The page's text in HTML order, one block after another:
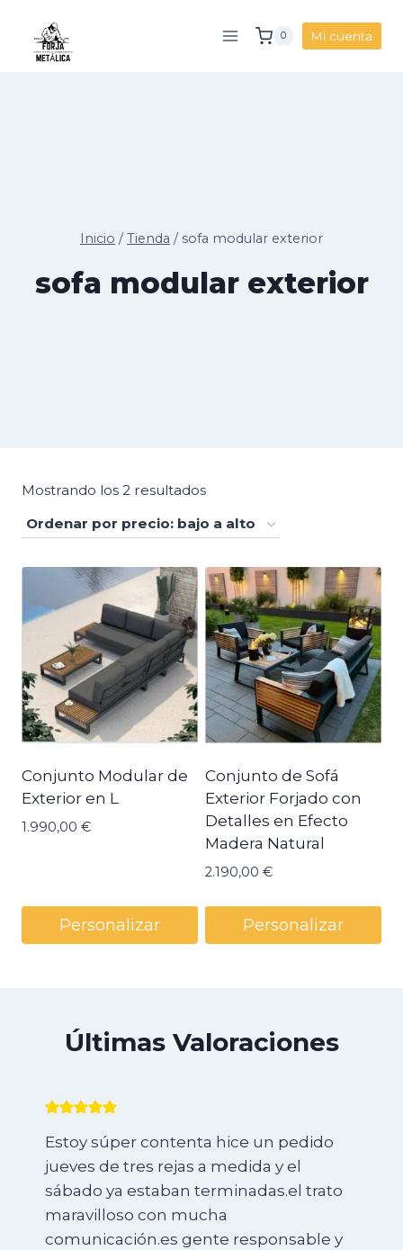
contenido
0 Mi cuenta
Inicio / Tienda / sofa modular exterior
sofa modular exterior
Mostrando los 2 resultadosOrdenado
precio:
bajo
a
alto
Conjunto Modular de
Exterior en L
1.990,00 €
Personalizar
Conjunto de Sofá
Exterior Forjado con
Detalles en Efecto
Madera Natural
2.190,00 €
Personalizar
Últimas Valoraciones
Estoy súper contenta hice un pedido
jueves de tres rejas a medida y el
sábado ya estaban terminadas.el trato
maravilloso con mucha
comunicación.es gente responsable y